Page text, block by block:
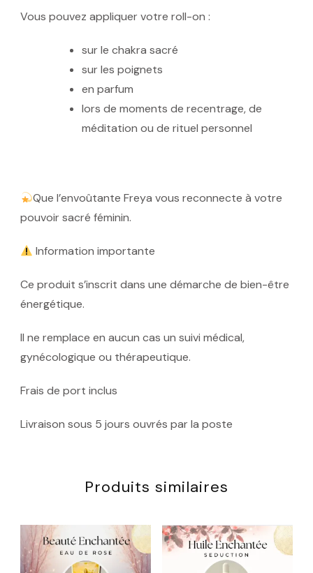
Vous pouvez appliquer votre roll-on :
sur le chakra sacré
sur les poignets
en parfum
lors de moments de recentrage, de
méditation ou de rituel personnel
Que l’envoûtante Freya vous reconnecte à votre
pouvoir sacré féminin.
Information importante
Ce produit s’inscrit dans une démarche de bien-être
énergétique.
Il ne remplace en aucun cas un suivi médical,
gynécologique ou thérapeutique.
Frais de port inclus
Livraison sous 5 jours ouvrés par la poste
Produits similaires